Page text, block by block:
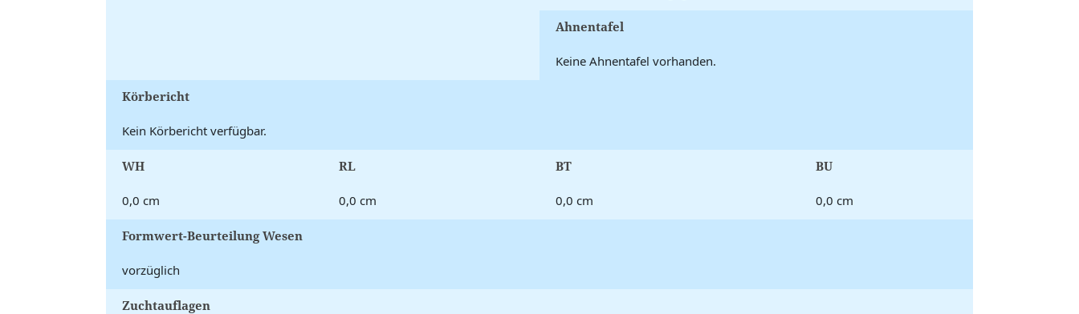
Ahnentafel
Keine Ahnentafel vorhanden.
Körbericht
Kein Körbericht verfügbar.
WH
0,0 cm
RL
0,0 cm
BT
0,0 cm
BU
0,0 cm
Formwert-Beurteilung Wesen
vorzüglich
Zuchtauflagen